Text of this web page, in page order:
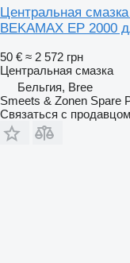
Центральная
BEKAMAX EP 2000
50 € ≈ 2 572 грн
Центральная смазка
Бельгия, Bree
Smeets & Zonen Spare
Связаться с продавцом